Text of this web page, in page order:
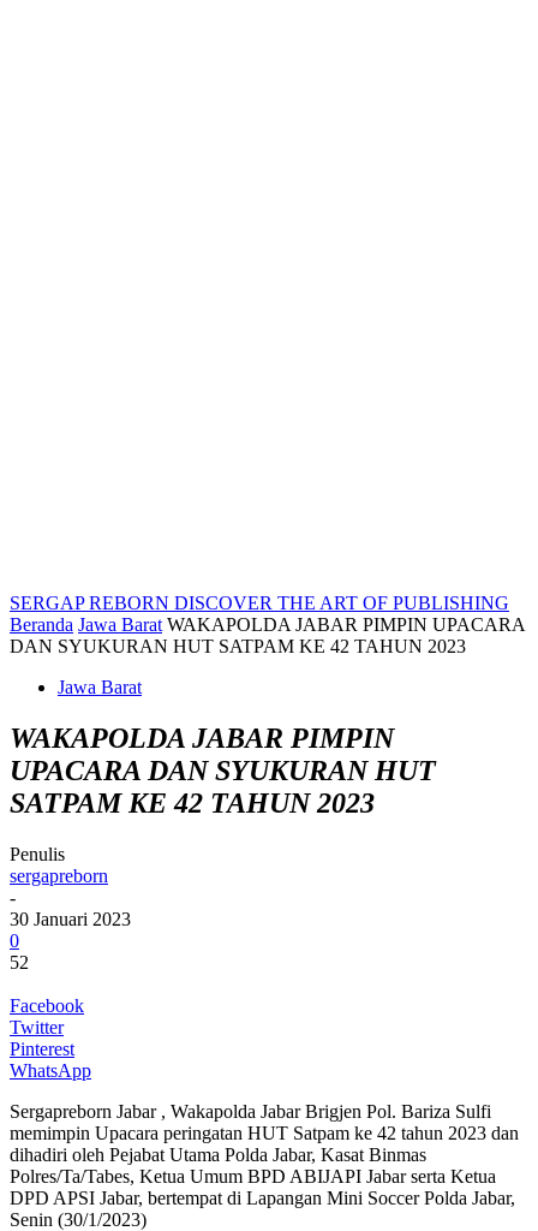
SERGAP REBORN DISCOVER THE ART OF PUBLISHING
Beranda Jawa Barat WAKAPOLDA JABAR PIMPIN UPACARA
DAN SYUKURAN HUT SATPAM KE 42 TAHUN 2023
Jawa Barat
WAKAPOLDA JABAR PIMPIN
UPACARA DAN SYUKURAN HUT
SATPAM KE 42 TAHUN 2023
Penulis
sergapreborn
-
30 Januari 2023
0
52
Facebook
Twitter
Pinterest
WhatsApp
Sergapreborn Jabar , Wakapolda Jabar Brigjen Pol. Bariza Sulfi
memimpin Upacara peringatan HUT Satpam ke 42 tahun 2023 dan
dihadiri oleh Pejabat Utama Polda Jabar, Kasat Binmas
Polres/Ta/Tabes, Ketua Umum BPD ABIJAPI Jabar serta Ketua
DPD APSI Jabar, bertempat di Lapangan Mini Soccer Polda Jabar,
Senin (30/1/2023)